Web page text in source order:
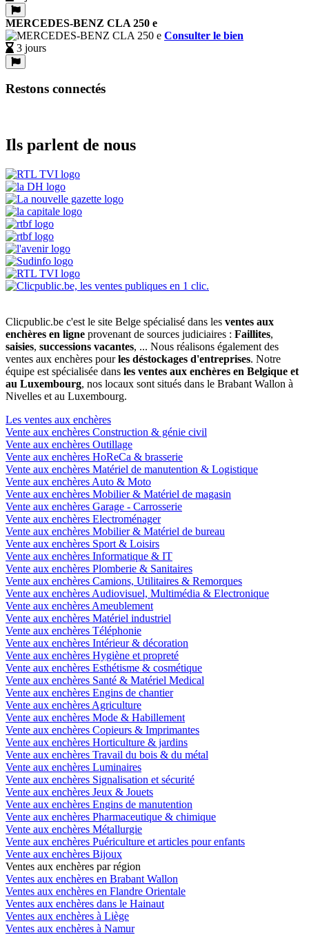
MERCEDES-BENZ CLA 250 e
Consulter le bien
3 jours
Restons connectés
Ils parlent de nous
Clicpublic.be c'est le site Belge spécialisé dans les ventes aux
enchères en ligne provenant de sources judiciaires : Faillites,
saisies, successions vacantes, ... Nous réalisons également des
ventes aux enchères pourles déstockages d'entreprises. Notre
équipe est spécialisée dans les ventes aux enchères en Belgique et
au Luxembourg, nos locaux sont situés dans le Brabant Wallon à
Nivelles et au Luxembourg.
Les ventes aux enchères
Vente aux enchères Construction & génie civil
Vente aux enchères Outillage
Vente aux enchères HoReCa & brasserie
Vente aux enchères Matériel de manutention & Logistique
Vente aux enchères Auto & Moto
Vente aux enchères Mobilier & Matériel de magasin
Vente aux enchères Garage - Carrosserie
Vente aux enchères Electroménager
Vente aux enchères Mobilier & Matériel de bureau
Vente aux enchères Sport & Loisirs
Vente aux enchères Informatique & IT
Vente aux enchères Plomberie & Sanitaires
Vente aux enchères Camions, Utilitaires & Remorques
Vente aux enchères Audiovisuel, Multimédia & Electronique
Vente aux enchères Ameublement
Vente aux enchères Matériel industriel
Vente aux enchères Téléphonie
Vente aux enchères Intérieur & décoration
Vente aux enchères Hygiène et propreté
Vente aux enchères Esthétisme & cosmétique
Vente aux enchères Santé & Matériel Medical
Vente aux enchères Engins de chantier
Vente aux enchères Agriculture
Vente aux enchères Mode & Habillement
Vente aux enchères Copieurs & Imprimantes
Vente aux enchères Horticulture & jardins
Vente aux enchères Travail du bois & du métal
Vente aux enchères Luminaires
Vente aux enchères Signalisation et sécurité
Vente aux enchères Jeux & Jouets
Vente aux enchères Engins de manutention
Vente aux enchères Pharmaceutique & chimique
Vente aux enchères Métallurgie
Vente aux enchères Puériculture et articles pour enfants
Vente aux enchères Bijoux
Ventes aux enchères par région
Ventes aux enchères en Brabant Wallon
Ventes aux enchères en Flandre Orientale
Ventes aux enchères dans le Hainaut
Ventes aux enchères à Liège
Ventes aux enchères à Namur